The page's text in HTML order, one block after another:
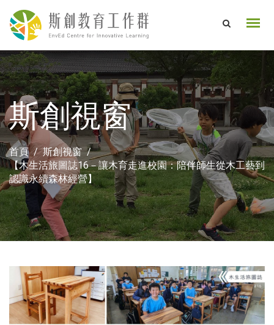
斯創視窗
首頁
斯創視窗
【木生活旅圖誌16－讓木育走進校園：陪伴師生從木工藝到
認識永續森林經營】